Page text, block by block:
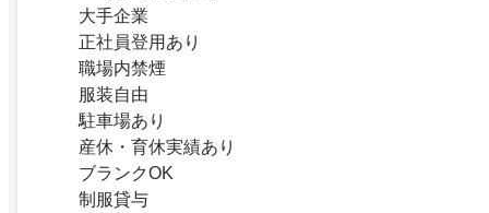
大手企業
正社員登用あり
職場内禁煙
服装自由
駐車場あり
産休・育休実績あり
ブランクOK
制服貸与